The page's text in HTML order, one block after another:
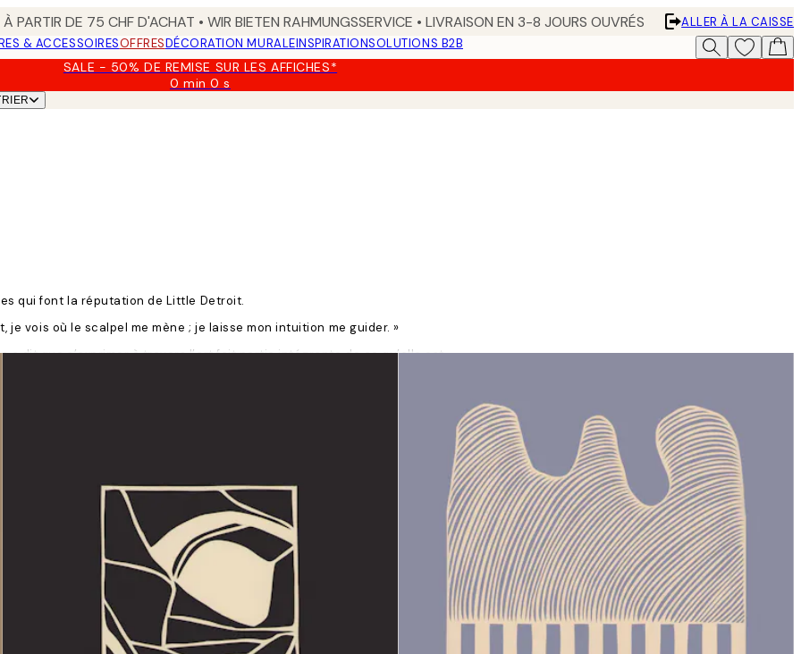
PARTIR DE 75 CHF D'ACHAT • WIR BIETEN RAHMUNGSSERVICE • LIVRAISON EN 3-8 JOURS OUVRÉS
ALLER À LA CAISSE
& ACCESSOIRESOFFRESDÉCORATION MURALEINSPIRATIONSOLUTIONS B2B
SALE - 50% DE REMISE SUR LES AFFICHES*
0 min0 s
Valable
qui font la réputation de Little Detroit.
vois où le scalpel me mène ; je laisse mon intuition me guider. »
dit que s’exprimer à travers l’art fait partie intégrante de ce qu’elle est.